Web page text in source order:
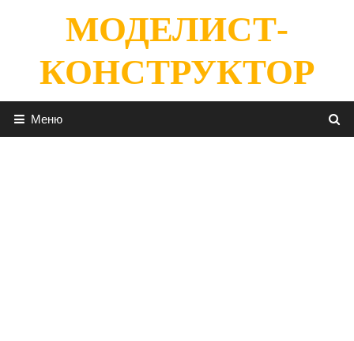
содержимомуМОДЕЛИСТ-
КОНСТРУКТОР
Меню